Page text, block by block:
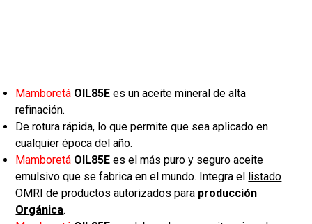
Mamboretá OIL85Ees un aceite mineral de alta
refinación.
De rotura rápida, lo que permite que sea aplicado en
cualquier época del año.
Mamboretá OIL85Ees el más puro y seguro aceite
emulsivo que se fabrica en el mundo. Integra el
listado
OMRI de productos autorizados para producción
Orgánica.